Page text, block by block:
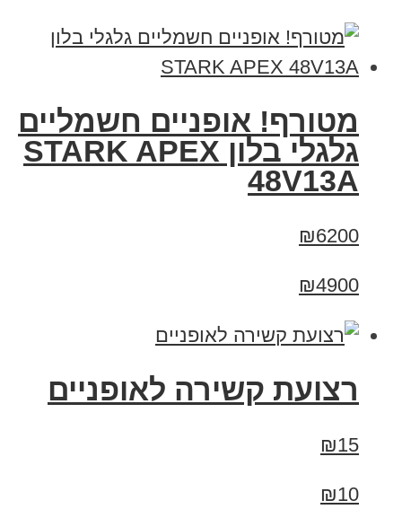
מטורף! אופניים חשמליים
גלגלי בלון STARK APEX
48V13A
₪6200
₪4900
רצועת קשירה לאופניים
₪15
₪10